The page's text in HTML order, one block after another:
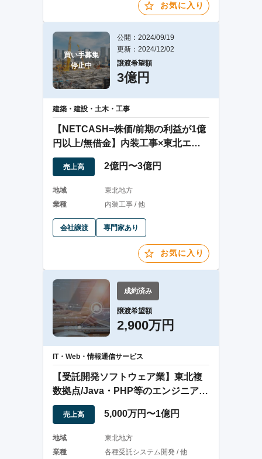
お気に入り
買い手募集
停止中
公開：2024/09/19
更新：2024/12/02
譲渡希望額
3億円
建築・建設・土木・工事
【NETCASH=株価/前期の利益が1億
円以上/無借金】内装工事×東北エリ
ア
売上高 2億円〜3億円
地域
東北地方
業種
内装工事 / 他
会社譲渡 専門家あり
お気に入り
成約済み
譲渡希望額
2,900万円
IT・Web・情報通信サービス
【受託開発ソフトウェア業】東北複
数拠点/Java・PHP等のエンジニアが
在籍
売上高 5,000万円〜1億円
地域
東北地方
業種
各種受託システム開発 / 他